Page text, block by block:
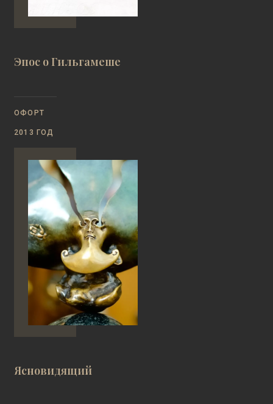
Эпос о Гильгамеше
ОФОРТ
2013 ГОД
Ясновидящий